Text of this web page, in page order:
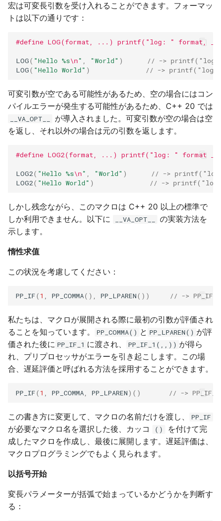
宏は可変長引数を受け入れることができます。フォーマッ
トは以下の通りです：
#define LOG(format, ...) printf("log: " format,
LOG( "Hello %s\n" "World" )
// -> printf("log:
LOG( "Hello World" ) // -> printf("log: "
可変引数が空である可能性があるため、空の場合にはコン
パイルエラーが発生する可能性があるため、C++ 20 では
__VA_OPT__
が導入されました。可変引数が空の場合は空
を返し、それ以外の場合は元の引数を返します。
#define LOG2(format, ...) printf("log: " format
LOG2( "Hello %s\n" "World" )
// ->
LOG2( "Hello World" ) // -> printf("log: "
しかし残念ながら、このマクロは C++ 20 以上の標準で
しか利用できません。以下に
__VA_OPT__
の実装方法を
示します。
惰性求值
この状況を考慮してください：
PP_IF( 1 PP_COMMA(), PP_LPAREN()) // ->
私たちは、マクロが展開される際に最初の引数が評価され
ることを知っています。
PP_COMMA() と PP_LPAREN() が評
価された後に PP_IF_1 に渡され、 PP_IF_1(,,)) が得ら
れ、プリプロセッサがエラーを引き起こします。この場
合、遅延評価と呼ばれる方法を採用することができます。
PP_IF( 1 PP_COMMA PP_LPAREN)() // ->
この書き方に変更して、マクロの名前だけを渡し、 PP_IF
が必要なマクロ名を選択した後、カッコ ()
を付けて完
成したマクロを作成し、最後に展開します。遅延評価は、
マクロプログラミングでもよく見られます。
以括号开始
変長パラメーターが括弧で始まっているかどうかを判断す
る：